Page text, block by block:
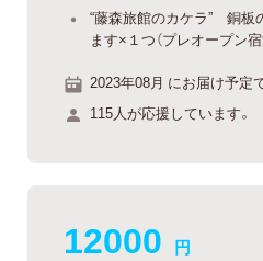
“藤森旅館のカケラ” 銅板
ます×１つ（プレオープン
2023年08月 にお届け予定
115人が応援しています。
12000 円